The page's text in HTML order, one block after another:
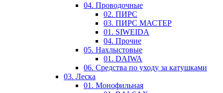
04. Проводочные
02. ПИРС
03. ПИРС МАСТЕР
01. SIWEIDA
04. Прочие
05. Нахлыстовые
01. DAIWA
06. Средства по уходу за катушками
03. Леска
01. Монофильная